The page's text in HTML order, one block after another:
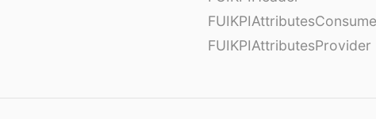
FUIKPIAttributesProvider